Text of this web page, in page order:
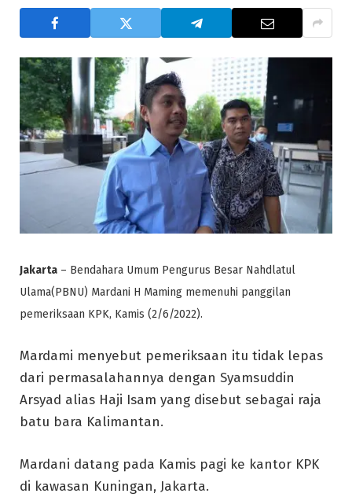
Jakarta – Bendahara Umum Pengurus Besar Nahdlatul
Ulama(PBNU) Mardani H Maming memenuhi panggilan
pemeriksaan KPK, Kamis (2/6/2022).
Mardami menyebut pemeriksaan itu tidak lepas
dari permasalahannya dengan Syamsuddin
Arsyad alias Haji Isam yang disebut sebagai raja
batu bara Kalimantan.
Mardani datang pada Kamis pagi ke kantor KPK
di kawasan Kuningan, Jakarta.